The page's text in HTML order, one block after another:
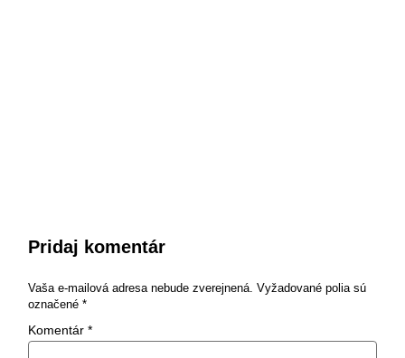
Pridaj komentár
Vaša e-mailová adresa nebude zverejnená. Vyžadované polia sú
označené *
Komentár *